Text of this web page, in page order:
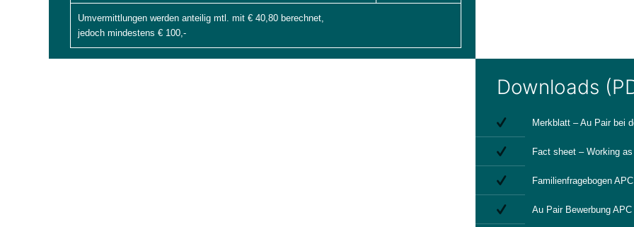
Umvermittlungen werden anteilig mtl. mit € 40,80 berechnet,
jedoch mindestens € 100,-
Downloads
Merkblatt – Au Pair bei
Fact sheet – Working
Familienfragebogen
Au Pair Bewerbung